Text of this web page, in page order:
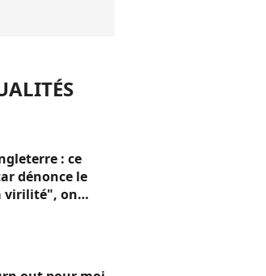
: ce
dénonce le
virilité", on
mots pas très